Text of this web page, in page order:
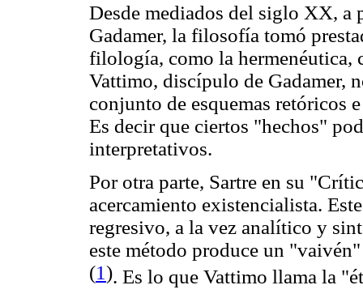
Desde mediados del siglo XX, a
Gadamer, la filosofía tomó
filología, como la hermenéutica,
Vattimo, discípulo de Gadamer,
conjunto de esquemas retóricos
Es decir que ciertos "hechos"
interpretativos.
Por otra parte, Sartre en su
acercamiento existencialista.
regresivo, a la vez analítico y
este método produce un
(1). Es lo que Vattimo llama la